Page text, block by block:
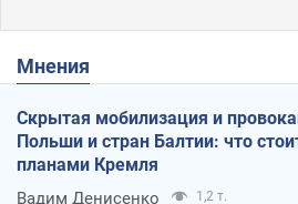
Мнения
Скрытая мобилизация и
Польши и стран Балтии: что
планами Кремля
Вадим Денисенко 1,2 т.